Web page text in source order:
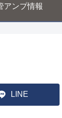
アンプ情報
LINE